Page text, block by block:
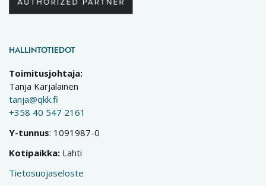
HALLINTOTIEDOT
Toimitusjohtaja:
Tanja Karjalainen
tanja@qkk.fi
+358 40 547 2161
Y-tunnus: 1091987-0
Kotipaikka: Lahti
Tietosuojaseloste